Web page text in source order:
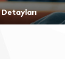
Detayları